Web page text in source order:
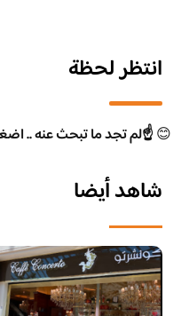
انتظر لحظة
😊☝️لم تجد ما تبحث عنه ..
شاهد أيضا